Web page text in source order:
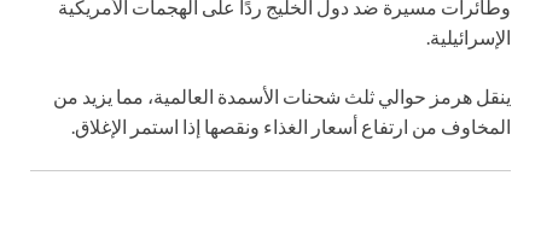
وطائرات مسيرة ضد دول الخليج ردًا على الهجمات الأمريكية
الإسرائيلية.
ينقل هرمز حوالي ثلث شحنات الأسمدة العالمية، مما يزيد من
المخاوف من ارتفاع أسعار الغذاء ونقصها إذا استمر الإغلاق.